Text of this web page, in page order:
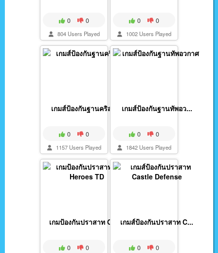
0 0
804 Users Played
0 0
1002 Users Played
เกมส์ป้องกันฐานคริสต...
0 0
1157 Users Played
เกมส์ป้องกันฐานทัพอว...
0 0
1842 Users Played
เกมป้องกันปราสาท Old...
0 0
เกมส์ป้องกันปราสาท C...
0 0